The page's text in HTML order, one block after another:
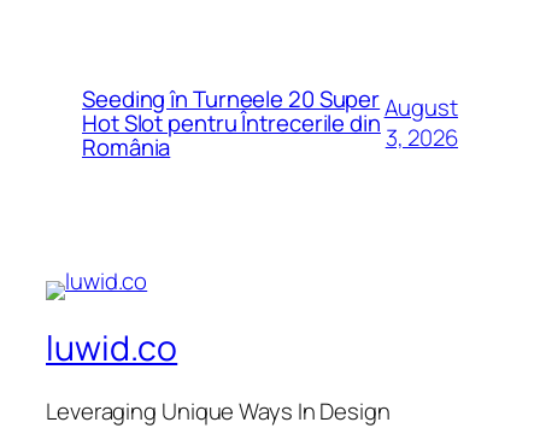
Seeding în Turneele 20 Super
Hot Slot pentru Întrecerile din
România
August
3, 2026
luwid.co
Leveraging Unique Ways In Design